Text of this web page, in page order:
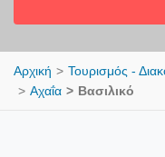
Αρχική Τουρισμός -
Αχαΐα
Βασιλικό